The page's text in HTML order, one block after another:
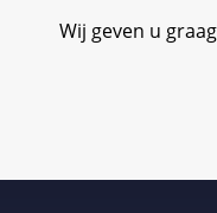
Wij geven u